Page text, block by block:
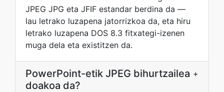
JPEG JPG eta JFIF estandar berdina da —
lau letrako luzapena jatorrizkoa da, eta hiru
letrako luzapena DOS 8.3 fitxategi-izenen
muga dela eta existitzen da.
PowerPoint-etik JPEG bihurtzailea
doakoa da?
+